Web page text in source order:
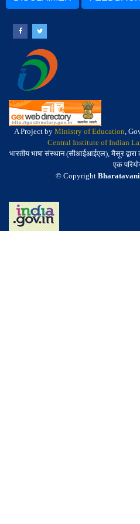
A Project by Ministry of Education,
Central Institute of Indian
भारतीय भाषा संस्थान (सीआईआईएल), मैसूर द्वारा
एक
© Copyright Bharatavani